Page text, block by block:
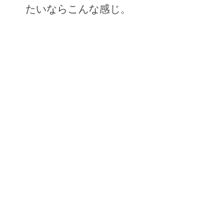
たいならこんな感じ。